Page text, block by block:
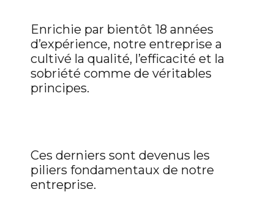
Enrichie par bientôt 18 années
d’expérience, notre entreprise a
cultivé la qualité, l’efficacité et la
sobriété comme de véritables
principes.
Ces derniers sont devenus les
piliers fondamentaux de notre
entreprise.